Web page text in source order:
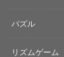
パズル
リズムゲーム